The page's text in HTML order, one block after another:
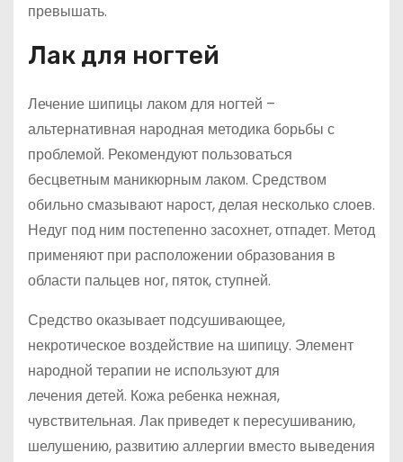
превышать.
Лак для ногтей
Лечение шипицы лаком для ногтей –
альтернативная народная методика борьбы с
проблемой. Рекомендуют пользоваться
бесцветным маникюрным лаком. Средством
обильно смазывают нарост, делая несколько слоев.
Недуг под ним постепенно засохнет, отпадет. Метод
применяют при расположении образования в
области пальцев ног, пяток, ступней.
Средство оказывает подсушивающее,
некротическое воздействие на шипицу. Элемент
народной терапии не используют для
лечения детей. Кожа ребенка нежная,
чувствительная. Лак приведет к пересушиванию,
шелушению, развитию аллергии вместо выведения